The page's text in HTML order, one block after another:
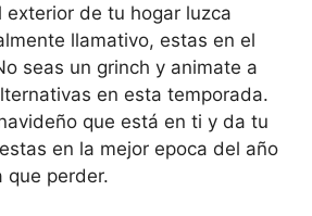
exterior de tu hogar luzca
llamativo, estas en el
seas un grinch y animate a
en esta temporada.
que está en ti y da tu
en la mejor epoca del año
que perder.